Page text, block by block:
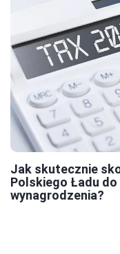
Jak skutecznie
Polskiego Ładu
wynagrodzenia?